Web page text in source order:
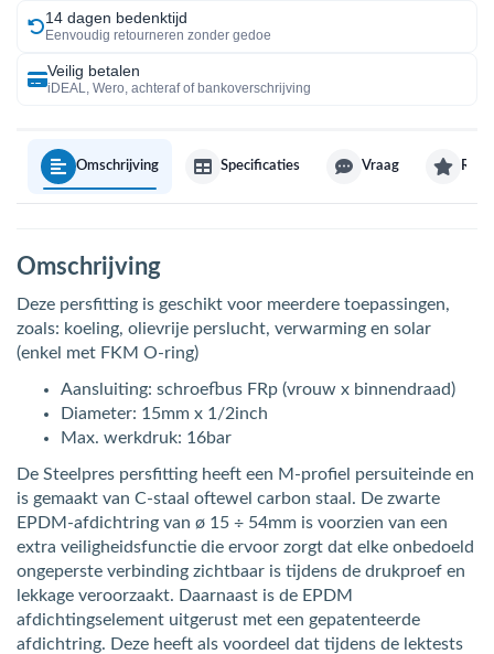
14 dagen bedenktijd
Eenvoudig retourneren zonder gedoe
Veilig betalen
iDEAL, Wero, achteraf of bankoverschrijving
Omschrijving Specificaties Vraag
Omschrijving
Deze persfitting is geschikt voor meerdere toepassingen,
zoals: koeling, olievrije perslucht, verwarming en solar
(enkel met FKM O-ring)
Aansluiting: schroefbus FRp (vrouw x binnendraad)
Diameter: 15mm x 1/2inch
Max. werkdruk: 16bar
De Steelpres persfitting heeft een M-profiel persuiteinde en
is gemaakt van C-staal oftewel carbon staal. De zwarte
EPDM-afdichtring van ø 15 ÷ 54mm is voorzien van een
extra veiligheidsfunctie die ervoor zorgt dat elke onbedoeld
ongeperste verbinding zichtbaar is tijdens de drukproef en
lekkage veroorzaakt. Daarnaast is de EPDM
afdichtingselement uitgerust met een gepatenteerde
afdichtring. Deze heeft als voordeel dat tijdens de lektests